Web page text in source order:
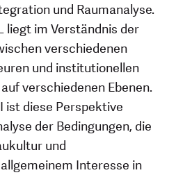
und Raumanalyse.
liegt im Verständnis der
verschiedenen
und institutionellen
verschiedenen Ebenen.
ist diese Perspektive
der Bedingungen, die
und
Interesse in